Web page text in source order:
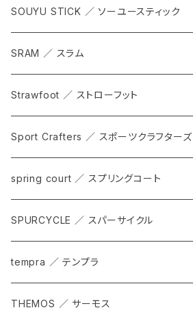
SOUYU STICK ／ ソーユースティック
SRAM ／ スラム
Strawfoot ／ ストローフット
Sport Crafters ／ スポーツクラフターズ
spring court ／ スプリングコート
SPURCYCLE ／ スパーサイクル
tempra ／ テンプラ
THEMOS ／ サーモス